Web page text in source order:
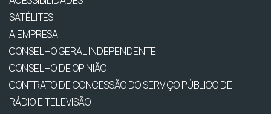
SATÉLITES
A EMPRESA
CONSELHO GERAL INDEPENDENTE
CONSELHO DE OPINIÃO
CONTRATO DE CONCESSÃO DO SERVIÇO PÚBLICO DE
RÁDIO E TELEVISÃO